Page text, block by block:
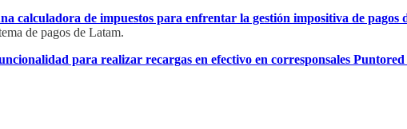
calculadora de impuestos para enfrentar la gestión impositiva de pagos
de pagos de Latam.
para realizar recargas en efectivo en corresponsales